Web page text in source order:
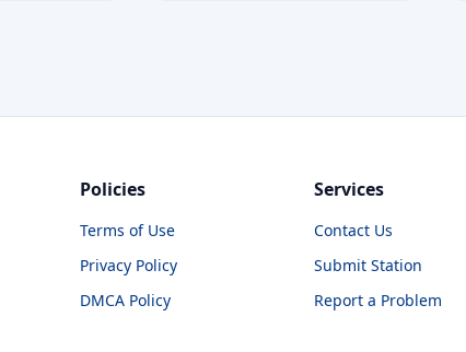
Policies
Terms of Use
Privacy Policy
DMCA Policy
Services
Contact Us
Submit Station
Report a Problem